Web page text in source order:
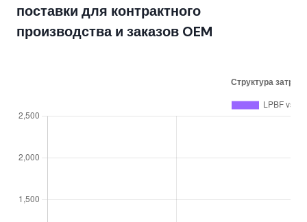
поставки для контрактного
производства и заказов OEM